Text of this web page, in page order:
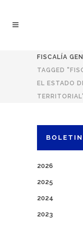
FISCALÍA
TAGGED
EL ESTADO
2026
2025
2024
2023